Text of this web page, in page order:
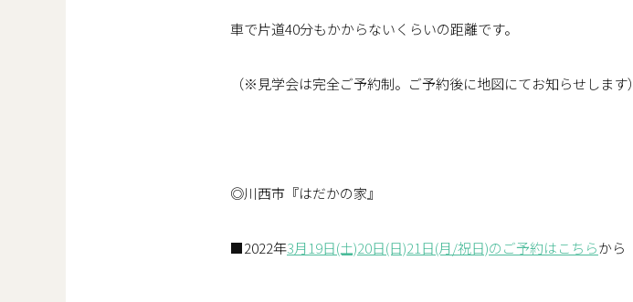
車で片道40分もかからないくらいの距離です。
（※見学会は完全ご予約制。ご予約後に地図にてお知らせします）
◎川西市『はだかの家』
■2022年3月19日(土)20日(日)21日(月/祝日)のご予約はこちらから